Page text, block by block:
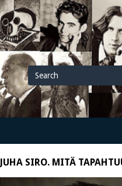
Search
for
JUHA SIRO. MITÄ